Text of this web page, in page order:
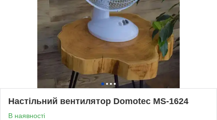
Настільний вентилятор Domotec MS-1624
В наявності